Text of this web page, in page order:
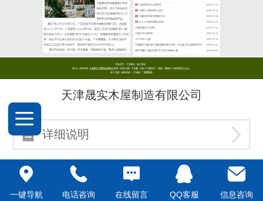
天津晟实木屋制造有限公司
详细说明
一键导航 电话咨询 在线留言 QQ客服 信息咨询